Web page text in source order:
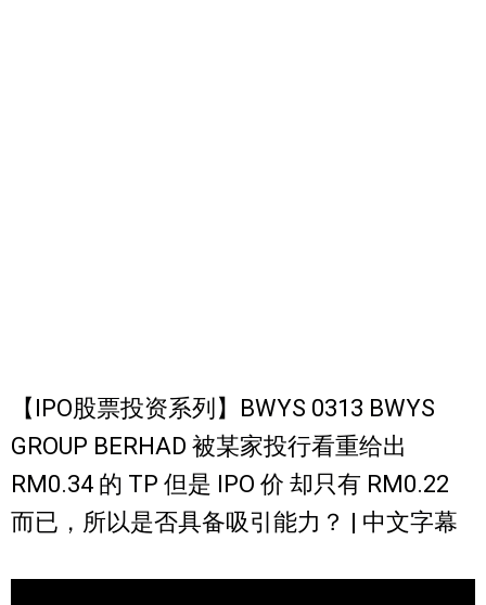
【IPO股票投资系列】BWYS 0313 BWYS
GROUP BERHAD 被某家投行看重给出
RM0.34 的 TP 但是 IPO 价 却只有 RM0.22
而已，所以是否具备吸引能力？ | 中文字幕